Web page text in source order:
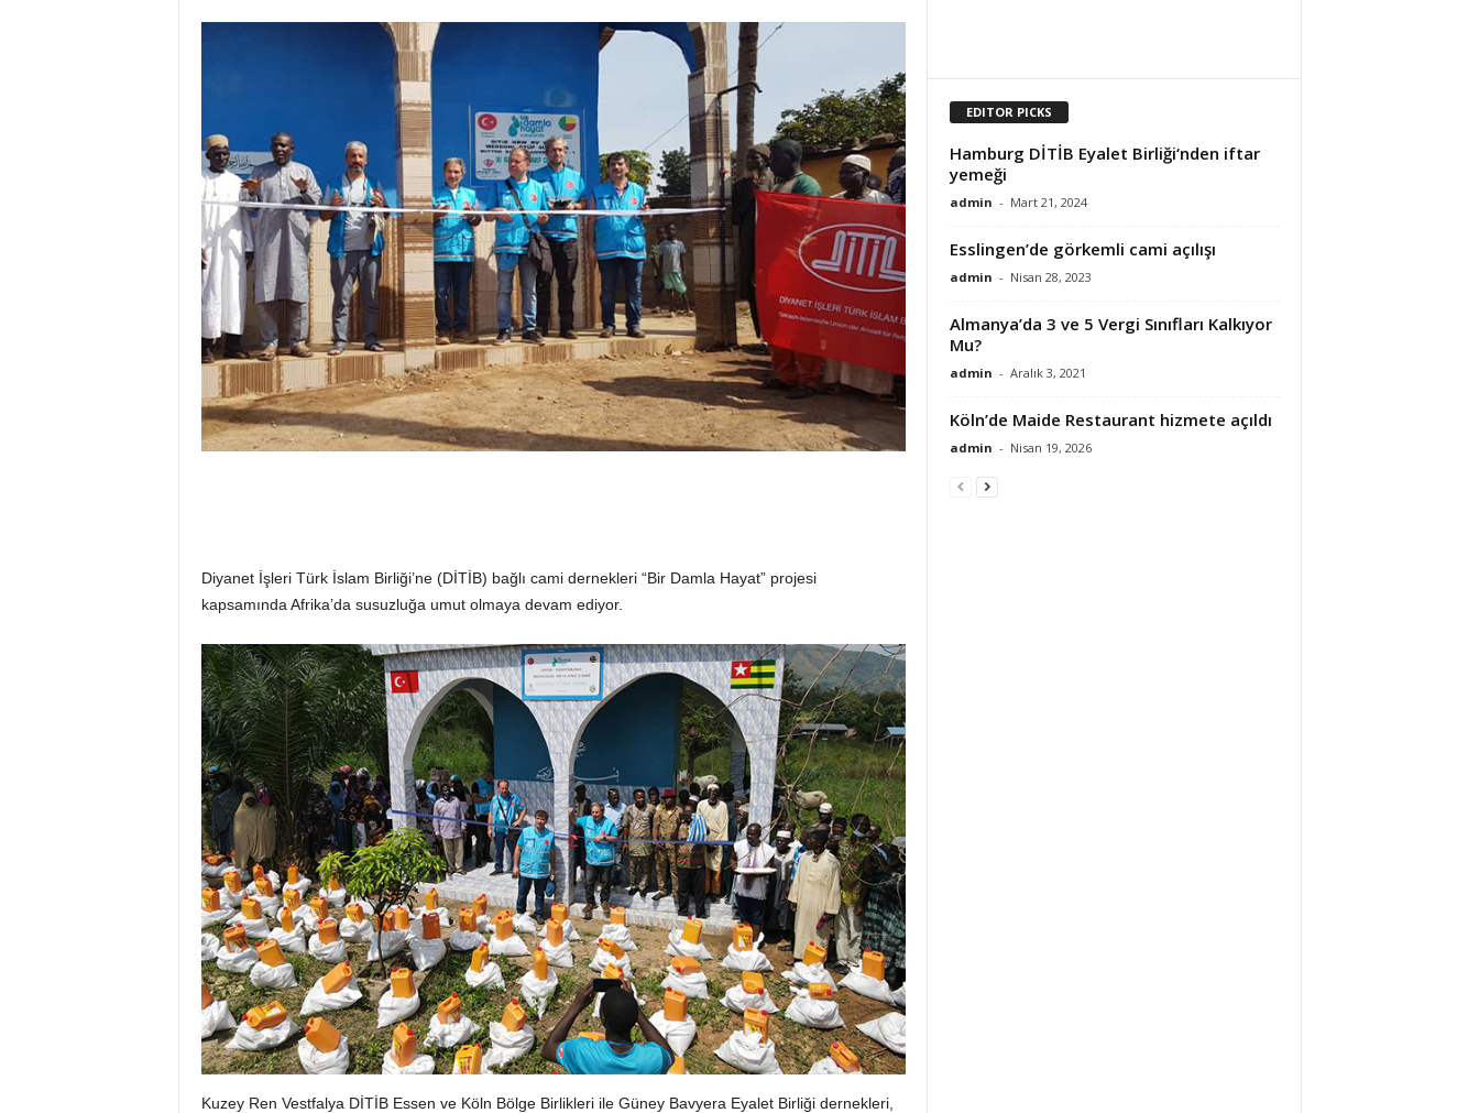
Diyanet İşleri Türk İslam Birliği’ne (DİTİB) bağlı cami dernekleri “Bir Damla Hayat” projesi
kapsamında Afrika’da susuzluğa umut olmaya devam ediyor.
Kuzey Ren Vestfalya DİTİB Essen ve Köln Bölge Birlikleri ile Güney Bavyera Eyalet Birliği dernekleri,
EDITOR PICKS
Hamburg DİTİB Eyalet Birliği‘nden iftar
yemeği
admin - Mart 21, 2024
Esslingen’de görkemli cami açılışı
admin - Nisan 28, 2023
Almanya’da 3 ve 5 Vergi Sınıfları Kalkıyor
Mu?
admin - Aralık 3, 2021
Köln’de Maide Restaurant hizmete açıldı
admin - Nisan 19, 2026